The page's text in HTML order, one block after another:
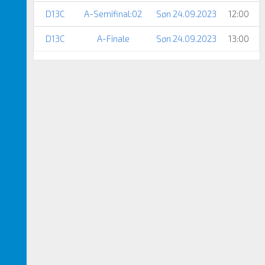
D13C A-Semifinal:02 Søn 24.09.2023 12:00
D13C A-Finale Søn 24.09.2023 13:00